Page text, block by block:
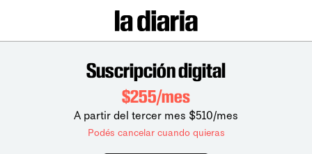
Suscripción digital
$255/mes
A partir del tercer mes $510/mes
Podés cancelar cuando quieras